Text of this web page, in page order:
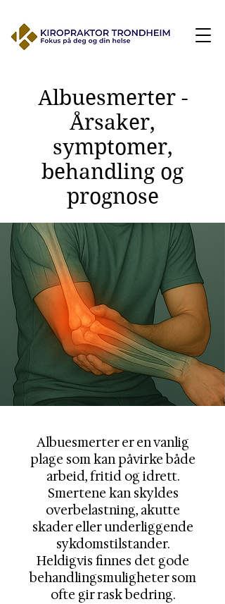
Albuesmerter -
Årsaker,
symptomer,
behandling og
prognose
Albuesmerter er en vanlig
plage som kan påvirke både
arbeid, fritid og idrett.
Smertene kan skyldes
overbelastning, akutte
skader eller underliggende
sykdomstilstander.
Heldigvis finnes det gode
behandlingsmuligheter som
ofte gir rask bedring.